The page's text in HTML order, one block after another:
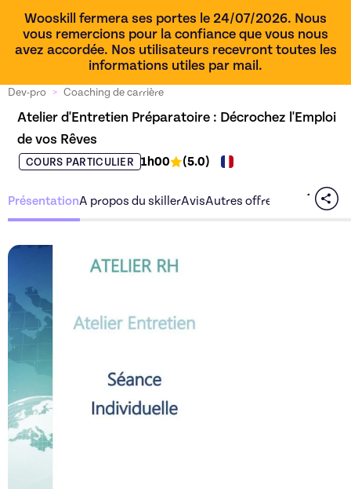
Wooskill fermera ses portes le 24/07/2026. Nous
vous remercions pour la confiance que vous nous
avez accordée. Nos utilisateurs recevront toutes les
informations utiles par mail.
Dev-pro > Coaching de carrière
Atelier d'Entretien Préparatoire : Décrochez l'Emploi
de vos Rêves
COURS PARTICULIER 1h00 (5.0)
PrésentationA propos du skillerAvisAutres offres du skiller